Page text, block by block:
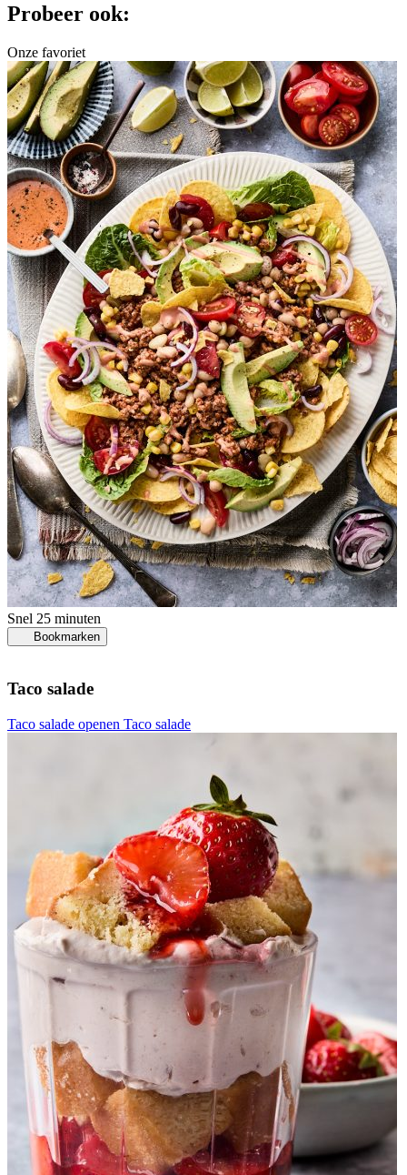
Probeer ook:
Onze favoriet
Snel 25 minuten
Bookmarken
Taco salade
Taco salade openen Taco salade